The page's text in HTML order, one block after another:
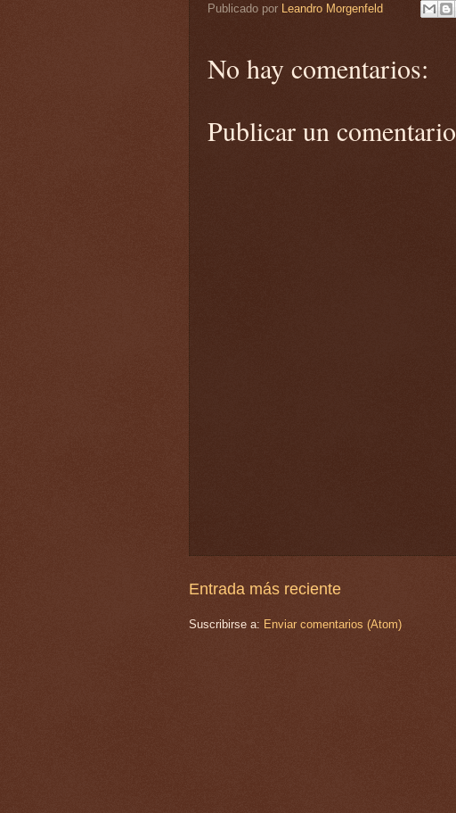
Publicado por Leandro Morgenfeld
No hay comentarios:
Publicar un comentario
Entrada más reciente
Suscribirse a: Enviar comentarios (Atom)